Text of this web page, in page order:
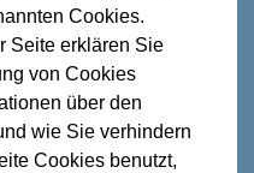
Cookies.
Seite erklären Sie
von Cookies
über den
wie Sie verhindern
Cookies benutzt,
Teupitz, Markt
am Markt